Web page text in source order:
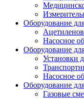
Оборудование
Насосное
Оборудование
Установки
Насосное
Оборудование
Газовые